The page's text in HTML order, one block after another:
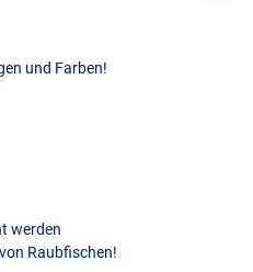
und Farben!
werden
Raubfischen!